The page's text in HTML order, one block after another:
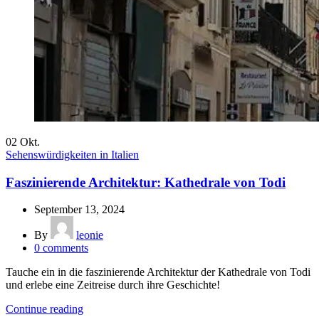
02 Okt.
Sehenswürdigkeiten in Italien
Faszinierende Architektur: Kathedrale von Todi
September 13, 2024
By
leonie
0 comments
Tauche ein in die faszinierende Architektur der Kathedrale von Todi
und erlebe eine Zeitreise durch ihre Geschichte!
Continue reading